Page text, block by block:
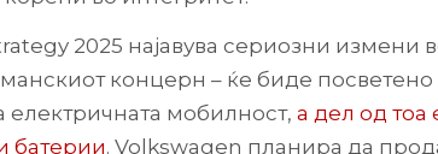
2025 најавува сериозни измени
концерн – ќе биде
мобилност, а дел од
батерии. Volkswagen планира да